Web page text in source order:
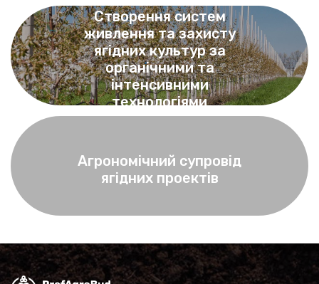
Створення систем
живлення та захисту
ягідних культур за
органічними та
інтенсивними
технологіями
Агрономічний супровід
ягідних проектів